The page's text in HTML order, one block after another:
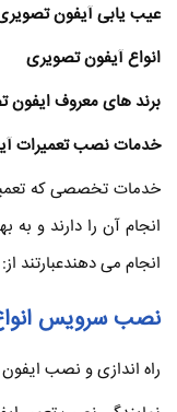
عیب یابی آیفون
انواع آیفون تصویری
برند های معروف ایفون
خدمات نصب تعمیرات
خدمات تخصصی که
انجام آن را دارند و
انجام می دهندعبارتند از:
نصب سرویس
راه اندازی و نصب